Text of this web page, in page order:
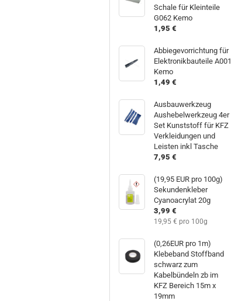
Schale für Kleinteile
G062 Kemo
1,95 €
Abbiegevorrichtung für
Elektronikbauteile A001
Kemo
1,49 €
Ausbauwerkzeug
Aushebelwerkzeug 4er
Set Kunststoff für KFZ
Verkleidungen und
Leisten inkl Tasche
7,95 €
(19,95 EUR pro 100g)
Sekundenkleber
Cyanoacrylat 20g
3,99 €
19,95 € pro 100g
(0,26EUR pro 1m)
Klebeband Stoffband
schwarz zum
Kabelbündeln zb im
KFZ Bereich 15m x
19mm